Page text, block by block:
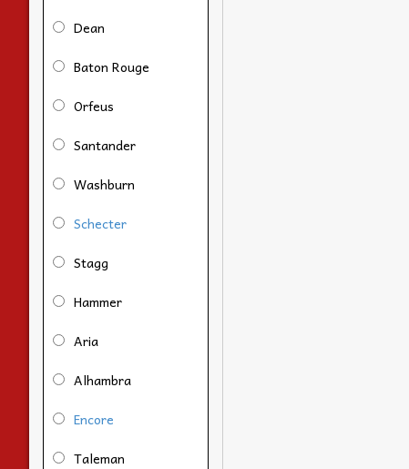
Dean
Baton Rouge
Orfeus
Santander
Washburn
Schecter
Stagg
Hammer
Aria
Alhambra
Encore
Taleman